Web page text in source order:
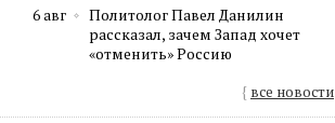
6 авг
Политолог Павел Данилин
рассказал, зачем Запад хочет
«отменить» Россию
{ все новости